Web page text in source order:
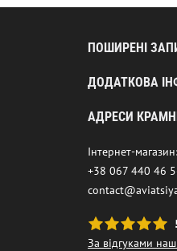
ПОШИРЕНІ
ДОДАТКОВА
АДРЕСИ
Інтернет-магазин:
+38 067 440 46
За відгуками